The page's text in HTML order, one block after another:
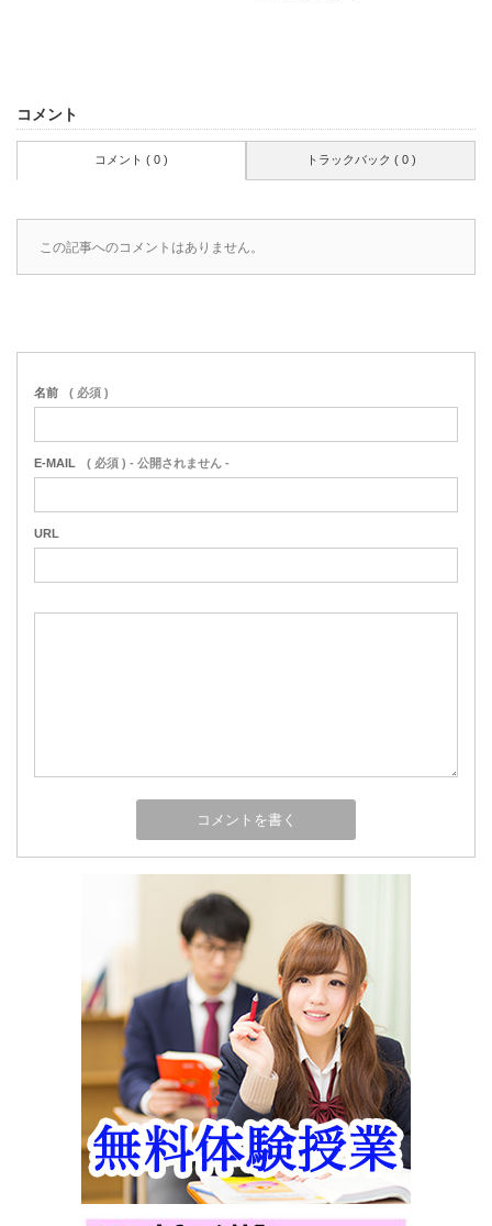
コメント
コメント ( 0 ) トラックバック ( 0 )
この記事へのコメントはありません。
名前 ( 必須 )
E-MAIL ( 必須 ) - 公開されません -
URL